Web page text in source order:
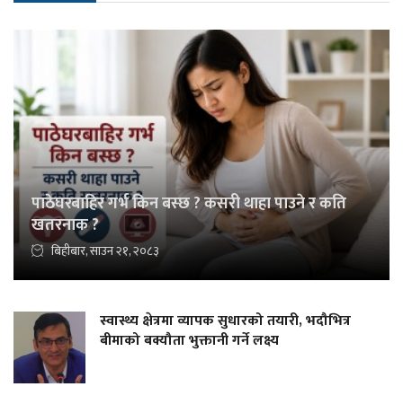
पाठेघरबाहिर गर्भ किन बस्छ ? कसरी थाहा पाउने र कति
खतरनाक ?
बिहीबार, साउन २१, २०८३
स्वास्थ्य क्षेत्रमा व्यापक सुधारको तयारी, भदौभित्र
बीमाको बक्यौता भुक्तानी गर्ने लक्ष्य